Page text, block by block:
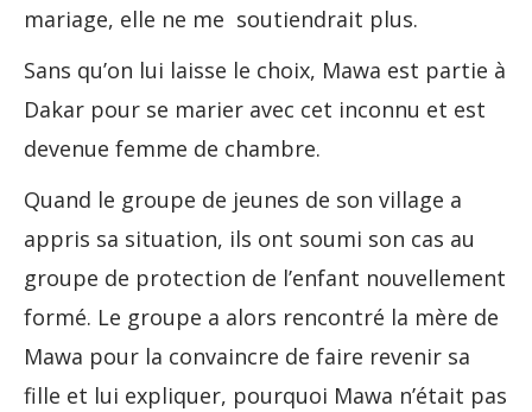
mariage, elle ne me soutiendrait plus.
Sans qu’on lui laisse le choix, Mawa est partie à
Dakar pour se marier avec cet inconnu et est
devenue femme de chambre.
Quand le groupe de jeunes de son village a
appris sa situation, ils ont soumi son cas au
groupe de protection de l’enfant nouvellement
formé. Le groupe a alors rencontré la mère de
Mawa pour la convaincre de faire revenir sa
fille et lui expliquer, pourquoi Mawa n’était pas